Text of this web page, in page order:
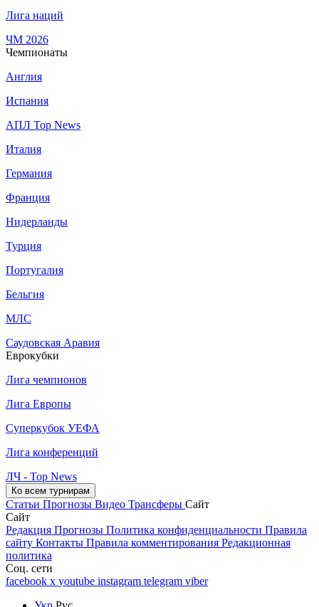
Лига наций
ЧМ 2026
Чемпионаты
Англия
Испания
АПЛ Top News
Италия
Германия
Франция
Нидерланды
Турция
Португалия
Бельгия
МЛС
Саудовская Аравия
Еврокубки
Лига чемпионов
Лига Европы
Суперкубок УЕФА
Лига конференций
ЛЧ - Top News
Ко всем турнирам
Статьи Прогнозы Видео Трансферы Сайт
Сайт
Редакция Прогнозы Политика конфиденциальности Правила
сайту Контакты Правила комментирования Редакционная
политика
Соц. сети
facebook x youtube instagram telegram viber